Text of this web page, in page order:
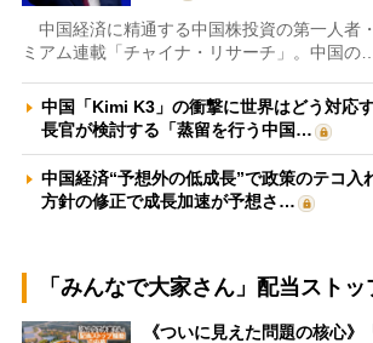
中国経済に精通する中国株投資の第一人者
ミアム連載「チャイナ・リサーチ」。中国の…
中国「Kimi K3」の衝撃に世界はどう対応
長官が検討する「蒸留を行う中国…
中国経済“予想外の低成長”で政策のテコ
方針の修正で成長加速が予想さ…
「みんなで大家さん」配当スト
《ついに見えた問題の核心》